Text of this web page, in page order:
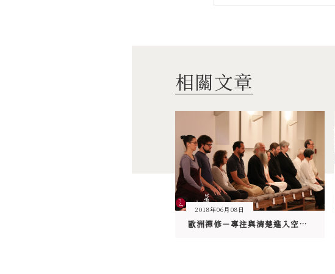
相關文章
2018年06月08日
歐洲禪修－專注與清楚進入空性的淨土